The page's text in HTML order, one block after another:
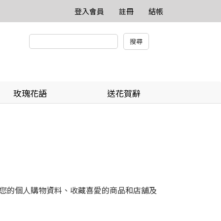
登入會員 註冊 結帳
玫瑰花語 送花賀辭
的個人購物資料、收藏喜愛的商品和店舖及